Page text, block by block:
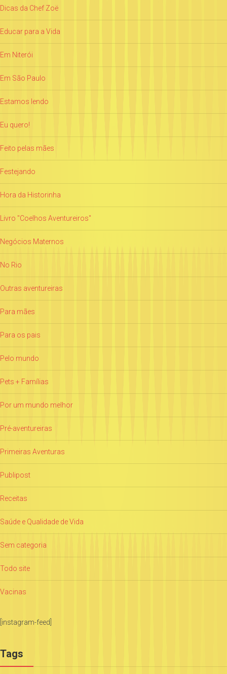
Dicas da Chef Zoë
Educar para a Vida
Em Niterói
Em São Paulo
Estamos lendo
Eu quero!
Feito pelas mães
Festejando
Hora da Historinha
Livro "Coelhos Aventureiros"
Negócios Maternos
No Rio
Outras aventureiras
Para mães
Para os pais
Pelo mundo
Pets + Famílias
Por um mundo melhor
Pré-aventureiras
Primeiras Aventuras
Publipost
Receitas
Saúde e Qualidade de Vida
Sem categoria
Todo site
Vacinas
[instagram-feed]
Tags